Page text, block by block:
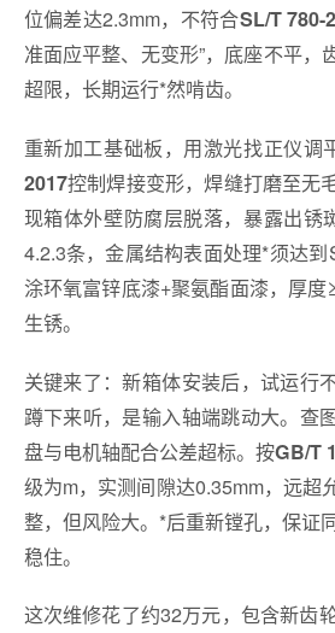
位偏差达2.3mm，不符合SL/T 780-
准面应平整、无变形”，底座不平，
超限，长期运行*然啃齿。
重新加工基础板，用激光找正仪调
2017控制焊接变形，焊缝打磨至无
现箱体外壁防腐层脱落，暴露出锈
4.2.3条，金属结构表面处理*须达
涂环氧富锌底漆+聚氨酯面漆，厚
生锈。
关键来了：新箱体安装后，试运行
蹲下来听，是输入轴端跳动大。查
盘与电机轴配合公差超标。按GB/T
级为m，实测间隙达0.35mm，远超
整，但风险大。*后重新镗孔，保证
稳住。
这次维修花了约32万元，包含新齿